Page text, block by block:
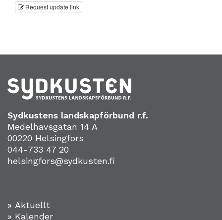
Request update link
Sydkustens landskapförbund r.f.
Medelhavsgatan 14 A
00220 Helsingfors
044-733 47 20
helsingfors@sydkusten.fi
» Aktuellt
» Kalender